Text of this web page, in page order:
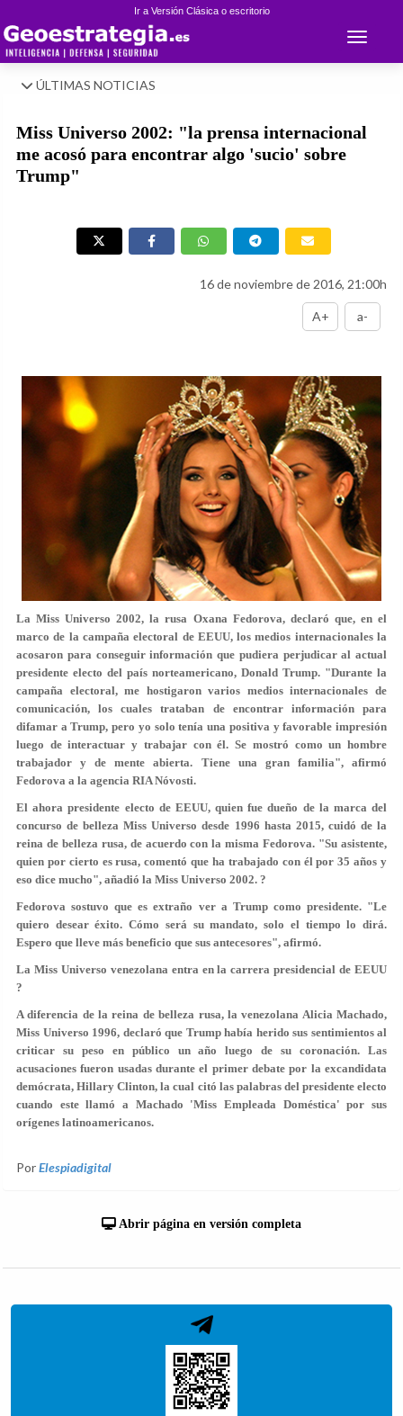
Ir a Versión Clásica o escritorio
Toggle
ÚLTIMAS NOTICIAS
Miss Universo 2002: "la prensa internacional
me acosó para encontrar algo 'sucio' sobre
Trump"
16 de noviembre de 2016, 21:00h
A+ a-
La Miss Universo 2002, la rusa Oxana Fedorova, declaró que, en el
marco de la campaña electoral de EEUU, los medios internacionales la
acosaron para conseguir información que pudiera perjudicar al actual
presidente electo del país norteamericano, Donald Trump. "Durante la
campaña electoral, me hostigaron varios medios internacionales de
comunicación, los cuales trataban de encontrar información para
difamar a Trump, pero yo solo tenía una positiva y favorable impresión
luego de interactuar y trabajar con él. Se mostró como un hombre
trabajador y de mente abierta. Tiene una gran familia", afirmó
Fedorova a la agencia RIA Nóvosti.
El ahora presidente electo de EEUU, quien fue dueño de la marca del
concurso de belleza Miss Universo desde 1996 hasta 2015, cuidó de la
reina de belleza rusa, de acuerdo con la misma Fedorova. "Su asistente,
quien por cierto es rusa, comentó que ha trabajado con él por 35 años y
eso dice mucho", añadió la Miss Universo 2002. ?
Fedorova sostuvo que es extraño ver a Trump como presidente. "Le
quiero desear éxito. Cómo será su mandato, solo el tiempo lo dirá.
Espero que lleve más beneficio que sus antecesores", afirmó.
La Miss Universo venezolana entra en la carrera presidencial de EEUU
?
A diferencia de la reina de belleza rusa, la venezolana Alicia Machado,
Miss Universo 1996, declaró que Trump había herido sus sentimientos al
criticar su peso en público un año luego de su coronación. Las
acusaciones fueron usadas durante el primer debate por la excandidata
demócrata, Hillary Clinton, la cual citó las palabras del presidente electo
cuando este llamó a Machado 'Miss Empleada Doméstica' por sus
orígenes latinoamericanos.
PorElespiadigital
Abrir página en versión completa